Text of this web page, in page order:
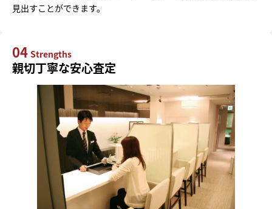
見出すことができます。
04 Strengths
親切丁寧な安心査定